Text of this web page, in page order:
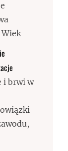
i brwi w